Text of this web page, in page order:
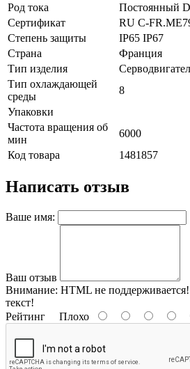
Род тока
Постоянный
Сертификат
RU C-
Степень защиты
IP65 IP67
Страна
Франция
Тип изделия
Тип охлаждающей
среды
8
Упаковки
Частота вращения об
мин
6000
Код товара
1481857
Написать отзыв
Ваше имя:
Ваш отзыв
Внимание: HTML не
текст!
Рейтинг Плохо